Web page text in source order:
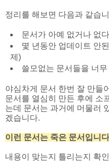
정리를 해보면 다음과 같습
문서가 아예 없거나 없
몇 년동안 업데이트 안
제)
쓸모없는 문서들을 너
야심차게 문서 한번 잘 만들
문서를 열심히 만든 후에 소
는데 문서는 과거에 머물러
겠습니다.
이런 문서는 죽은 문서입니
내용이 맞는지 틀리는지 확